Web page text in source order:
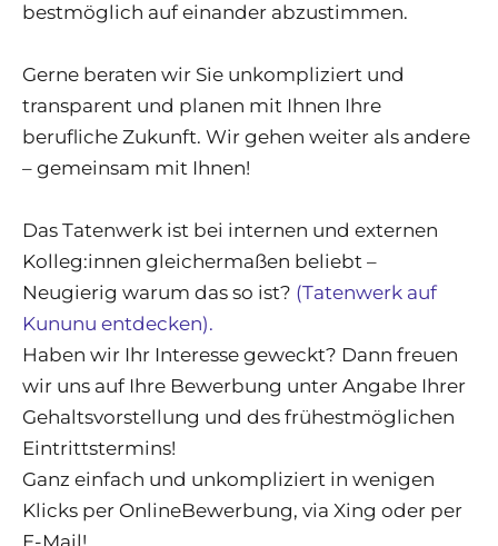
bestmöglich auf einander abzustimmen.
Gerne beraten wir Sie unkompliziert und
transparent und planen mit Ihnen Ihre
berufliche Zukunft. Wir gehen weiter als andere
– gemeinsam mit Ihnen!
Das Tatenwerk ist bei internen und externen
Kolleg:innen gleichermaßen beliebt –
Neugierig warum das so ist? (Tatenwerk auf
Kununu entdecken).
Haben wir Ihr Interesse geweckt? Dann freuen
wir uns auf Ihre Bewerbung unter Angabe Ihrer
Gehaltsvorstellung und des frühestmöglichen
Eintrittstermins!
Ganz einfach und unkompliziert in wenigen
Klicks per OnlineBewerbung, via Xing oder per
E-Mail!